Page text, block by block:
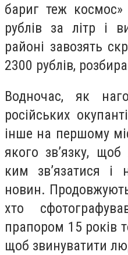
бариг теж
рублів за літр і
районі завозять
2300 рублів,
Водночас, як
російських
інше на першому
якого звʼязку,
ким звʼязатися
новин.
хто
прапором 15 років
щоб звинуватити